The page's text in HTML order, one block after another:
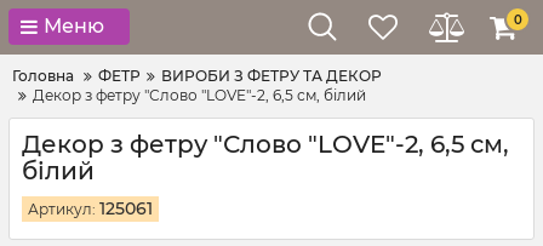
Меню 0
Головна ФЕТР
ВИРОБИ З ФЕТРУ ТА ДЕКОР
Декор з фетру "Слово "LOVE"-2, 6,5 см, білий
Декор з фетру "Слово "LOVE"-2, 6,5 см,
білий
Артикул: 125061